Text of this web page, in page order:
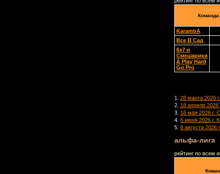
Команда
KarambA
Все В Сад
6x7 и
Смешарики
& Play Hard
Go Pro
1. 28 марта 2026
2. 18 апреля
3. 16 мая 2026 г.
4. 6 июня 2026 г.
5. 8 августа 2026
альфа-лига
рейтинг по всем